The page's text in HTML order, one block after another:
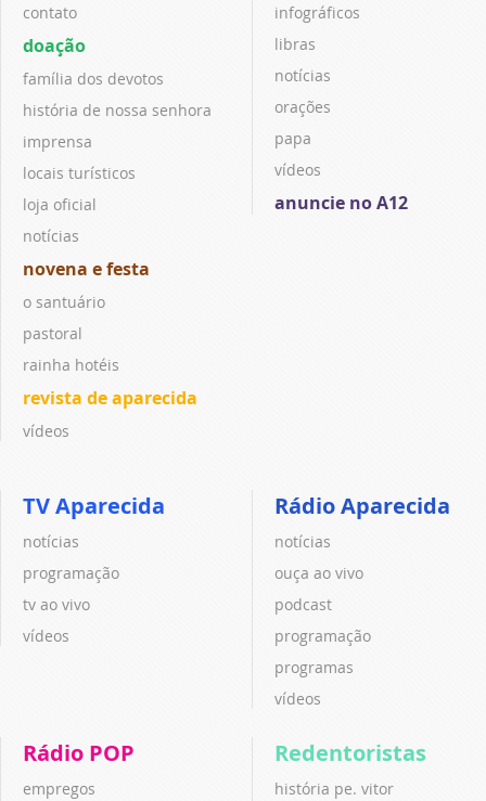
contato
doação
família dos devotos
história de nossa senhora
imprensa
locais turísticos
loja oficial
notícias
novena e festa
o santuário
pastoral
rainha hotéis
revista de aparecida
vídeos
infográficos
libras
notícias
orações
papa
vídeos
anuncie no A12
TV Aparecida
notícias
programação
tv ao vivo
vídeos
Rádio Aparecida
notícias
ouça ao vivo
podcast
programação
programas
vídeos
Rádio POP
empregos
Redentoristas
história pe. vitor